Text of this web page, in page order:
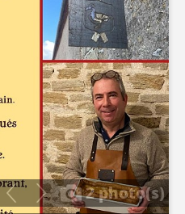
2 photo(s)